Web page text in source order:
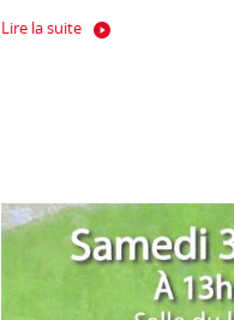
Lire la suite